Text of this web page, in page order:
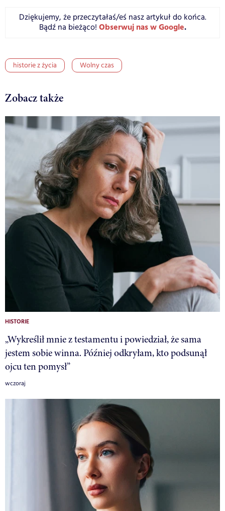
Dziękujemy, że przeczytałaś/eś nasz artykuł do końca.
Bądź na bieżąco! Obserwuj nas w Google.
historie z życia Wolny czas
Zobacz także
HISTORIE
„Wykreślił mnie z testamentu i powiedział, że sama
jestem sobie winna. Później odkryłam, kto podsunął
ojcu ten pomysł”
wczoraj